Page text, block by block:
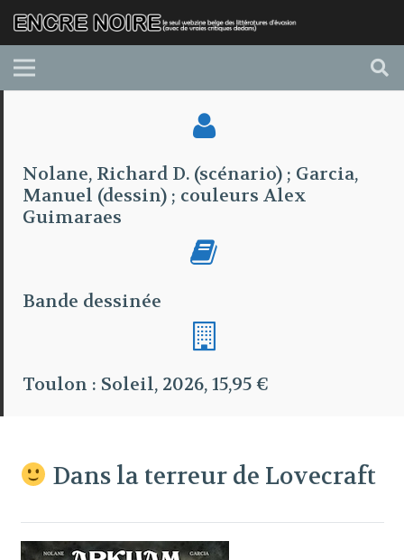
Nolane, Richard D. (scénario) ; Garcia,
Manuel (dessin) ; couleurs Alex
Guimaraes
Bande dessinée
Toulon : Soleil, 2026, 15,95 €
Dans la terreur de Lovecraft